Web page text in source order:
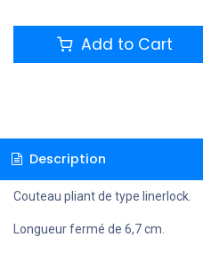
Add to Cart
Description
Couteau pliant de type linerlock.
Longueur fermé de 6,7 cm.